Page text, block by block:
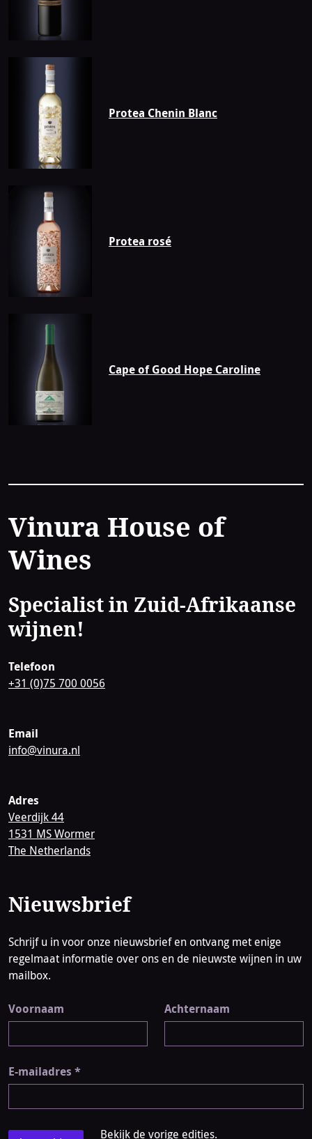
Protea Chenin Blanc
Protea rosé
Cape of Good Hope Caroline
Contact
Vinura House of
Wines
Specialist in Zuid-Afrikaanse
wijnen!
Telefoon
+31 (0)75 700 0056
Email
info@vinura.nl
Adres
Veerdijk 44
1531 MS Wormer
The Netherlands
Nieuwsbrief
Schrijf u in voor onze nieuwsbrief en ontvang met enige
regelmaat informatie over ons en de nieuwste wijnen in uw
mailbox.
Voornaam Achternaam
E-mailadres *
Bekijk de vorige edities.